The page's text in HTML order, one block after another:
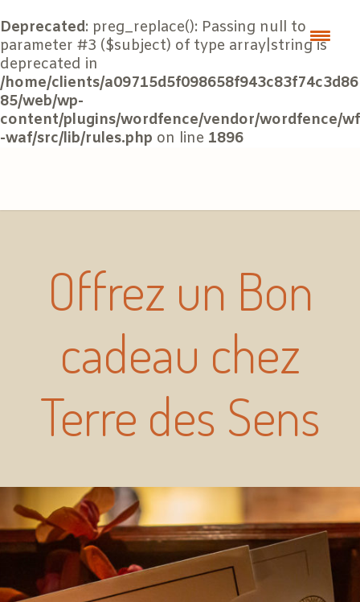
Deprecated: preg_replace(): Passing null to
parameter #3 ($subject) of type array|string is
deprecated in
/home/clients/a09715d5f098658f943c83f74c3d86
85/web/wp-
content/plugins/wordfence/vendor/wordfence/wf
-waf/src/lib/rules.php on line 1896
Offrez un Bon
cadeau chez
Terre des Sens